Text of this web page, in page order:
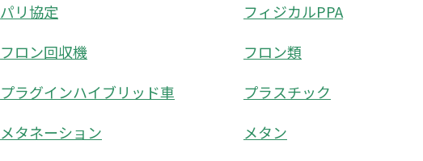
パリ協定
フィジカルPPA
フロン回収機
フロン類
プラグインハイブリッド車
プラスチック
メタネーション
メタン